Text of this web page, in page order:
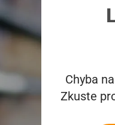
Chyba
Zkuste